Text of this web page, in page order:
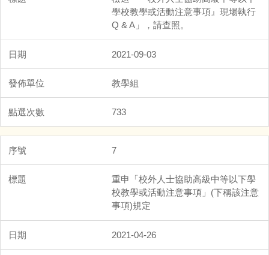
學校教學或活動注意事項』現場執行
Q & A」，請查照。
2021-09-03
教學組
733
7
重申「校外人士協助高級中等以下學
校教學或活動注意事項」(下稱該注意
事項)規定
2021-04-26